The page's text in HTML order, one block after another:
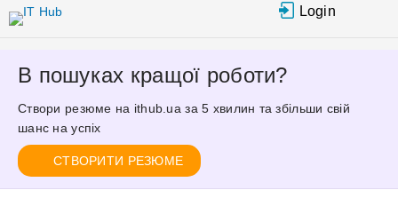
Перейти к основному содержанию
Login
В пошуках кращої роботи?
Створи резюме на ithub.ua за 5 хвилин та збільши свій
шанс на успіх
СТВОРИТИ РЕЗЮМЕ